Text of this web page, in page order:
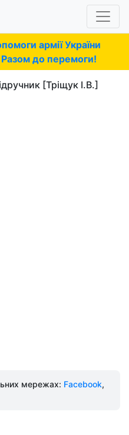
армії України
до перемоги!
[Тріщук І.В.]
мережах: Facebook,